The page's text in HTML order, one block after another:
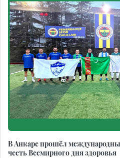
В Анкаре прошёл
честь Всемирного дня здоровья